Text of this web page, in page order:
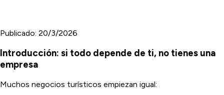
Publicado: 20/3/2026
Introducción: si todo depende de ti, no tienes una
empresa
Muchos negocios turísticos empiezan igual: